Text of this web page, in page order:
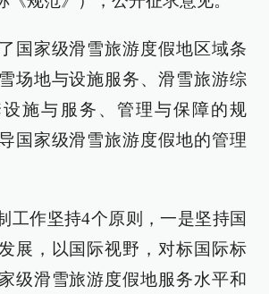
国家级滑雪旅游度假地区域条
场地与设施服务、滑雪旅游综
施与服务、管理与保障的规
国家级滑雪旅游度假地的管理
工作坚持4个原则，一是坚持国
展，以国际视野，对标国际标
级滑雪旅游度假地服务水平和